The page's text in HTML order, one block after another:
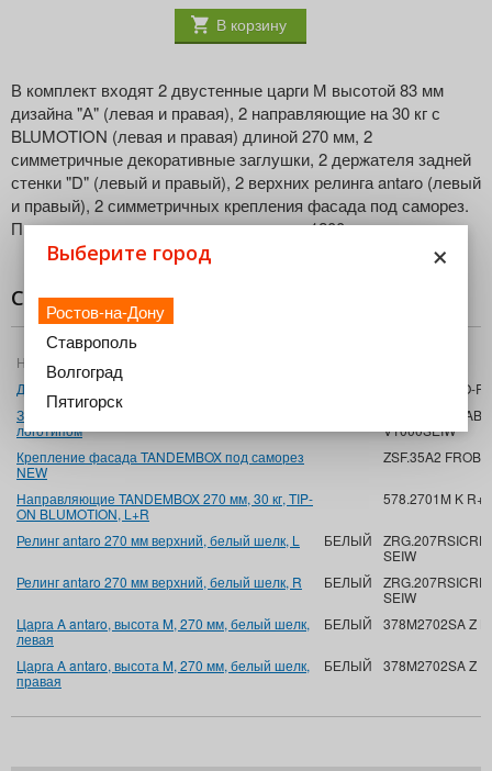
В корзину
В комплект входят 2 двустенные царги М высотой 83 мм
дизайна "А" (левая и правая), 2 направляющие на 30 кг с
BLUMOTION (левая и правая) длиной 270 мм, 2
симметричные декоративные заглушки, 2 держателя задней
стенки "D" (левый и правый), 2 верхних релинга antaro (левый
и правый), 2 симметричных крепления фасада под саморез.
Предназначен для ширины корпуса до 1200 мм.
Состав комплекта
Название
Держ.задн.стенки D,белый шелк,L+R
Z30D000S HO-
Загл.intivo/antaro симметричная, белый шелк с
логотипом
ZAA.532C.BLABD
V1000SEIW
Крепление фасада TANDEMBOX под саморез
NEW
ZSF.35A2 FROB
Направляющие TANDEMBOX 270 мм, 30 кг, TIP-
ON BLUMOTION, L+R
578.2701M K
Релинг antaro 270 мм верхний, белый шелк, L БЕЛЫЙ
SEIW
Релинг antaro 270 мм верхний, белый шелк, R
БЕЛЫЙ
SEIW
Царга A antaro, высота M, 270 мм, белый шелк,
левая
БЕЛЫЙ 378M2702SA Z
Царга A antaro, высота M, 270 мм, белый шелк,
правая
БЕЛЫЙ 378M2702SA Z
×
Выберите город
Ростов-на-Дону
Ставрополь
Волгоград
Пятигорск